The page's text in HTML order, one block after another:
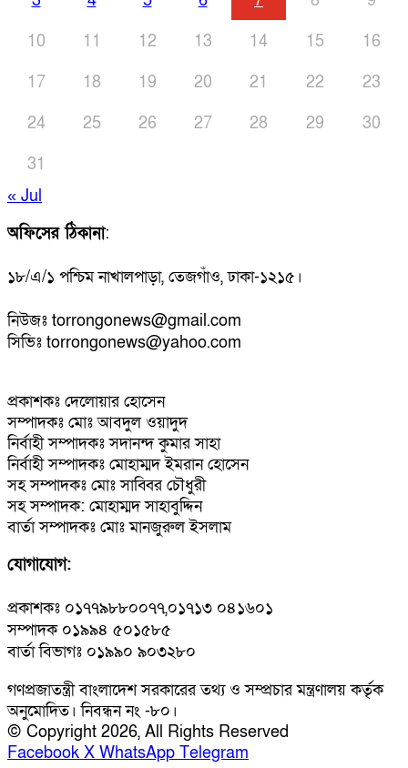
10
11 12 13 14 15
16
17
18 19 20 21 22
23
24
25 26 27 28 29
30
31
« Jul
অফিসের ঠিকানা:
১৮/এ/১ পশ্চিম নাখালপাড়া, তেজগাঁও, ঢাকা-১২১৫।
নিউজঃ torrongonews@gmail.com
সিভিঃ torrongonews@yahoo.com
প্রকাশকঃ দেলোয়ার হোসেন
সম্পাদকঃ মোঃ আবদুল ওয়াদুদ
নির্বাহী সম্পাদকঃ সদানন্দ কুমার সাহা
নির্বাহী সম্পাদকঃ মোহাম্মদ ইমরান হোসেন
সহ সম্পাদকঃ মোঃ সাব্বির চৌধুরী
সহ সম্পাদক: মোহাম্মদ সাহাবুদ্দিন
বার্তা সম্পাদকঃ মোঃ মানজুরুল ইসলাম
যোগাযোগ:
প্রকাশকঃ ০১৭৭৯৮৮০০৭৭,০১৭১৩ ০৪১৬০১
সম্পাদক ০১৯৯৪ ৫০১৫৮৫
বার্তা বিভাগঃ ০১৯৯০ ৯০৩২৮০
গণপ্রজাতন্ত্রী বাংলাদেশ সরকারের তথ্য ও সম্প্রচার মন্ত্রণালয় কর্তৃক
অনুমোদিত। নিবন্ধন নং -৮০।
© Copyright 2026, All Rights Reserved
Facebook X WhatsApp Telegram